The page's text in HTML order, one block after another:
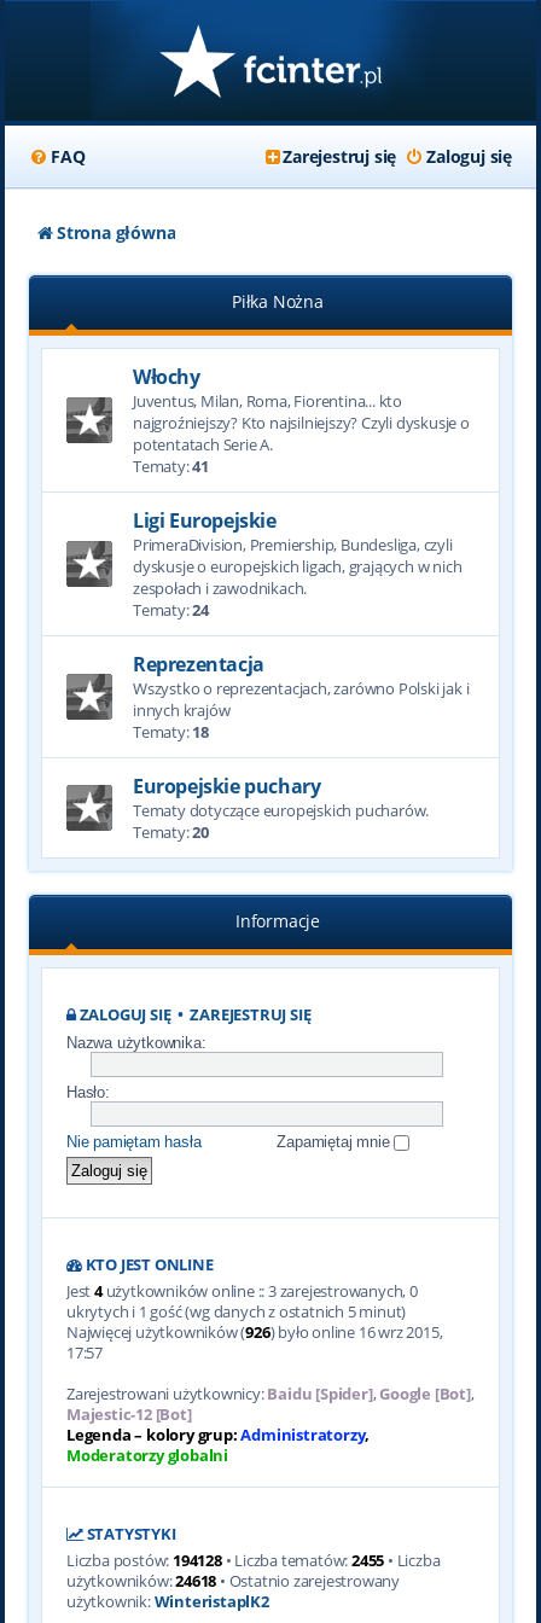
FAQ Zaloguj się
Zarejestruj się
Strona główna
Piłka Nożna
Włochy
Juventus, Milan, Roma, Fiorentina... kto
najgroźniejszy? Kto najsilniejszy? Czyli dyskusje o
potentatach Serie A.
Tematy:41
Ligi Europejskie
PrimeraDivision, Premiership, Bundesliga, czyli
dyskusje o europejskich ligach, grających w nich
zespołach i zawodnikach.
Tematy:24
Reprezentacja
Wszystko o reprezentacjach, zarówno Polski jak i
innych krajów
Tematy:18
Europejskie puchary
Tematy dotyczące europejskich pucharów.
Tematy:20
Informacje
ZALOGUJ SIĘ•ZAREJESTRUJ SIĘ
Nazwa użytkownika:
Hasło:
Nie pamiętam hasła Zapamiętaj mnie
KTO JEST ONLINE
Jest4użytkowników online :: 3 zarejestrowanych, 0
ukrytych i 1 gość (wg danych z ostatnich 5 minut)
Najwięcej użytkowników (926) było online 16 wrz 2015,
17:57
Zarejestrowani użytkownicy:Baidu [Spider],Google [Bot],
Majestic-12 [Bot]
Legenda – kolory grup:Administratorzy,
Moderatorzy globalni
STATYSTYKI
Liczba postów: 194128• Liczba tematów:2455 • Liczba
użytkowników:24618 • Ostatnio zarejestrowany
użytkownik:WinteristaplK2